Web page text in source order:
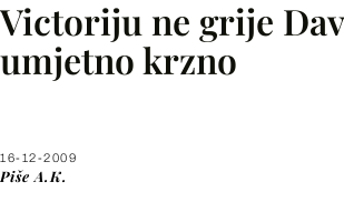
Victoriju ne grije
umjetno krzno
16-12-2009
Piše A.K.
Facebook